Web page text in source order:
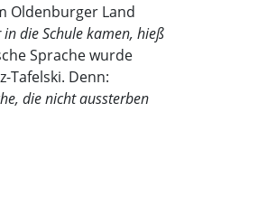
Oldenburger Land
die Schule kamen, hieß
Sprache wurde
Tafelski. Denn:
die nicht aussterben